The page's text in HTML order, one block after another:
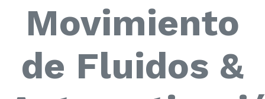
Movimiento
de Fluidos &